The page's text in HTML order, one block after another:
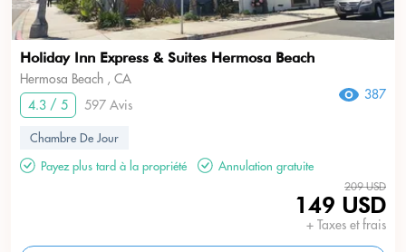
Holiday Inn Express & Suites Hermosa Beach
Hermosa Beach , CA
4.3 / 5
597 Avis
387
Chambre De Jour
Payez plus tard à la propriété
Annulation gratuite
209 USD
149 USD
+ Taxes et frais